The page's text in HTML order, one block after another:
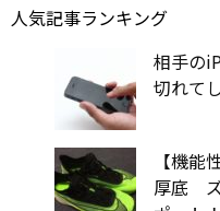
人気記事ランキング
相手の
切れて
【機
厚底 ズ